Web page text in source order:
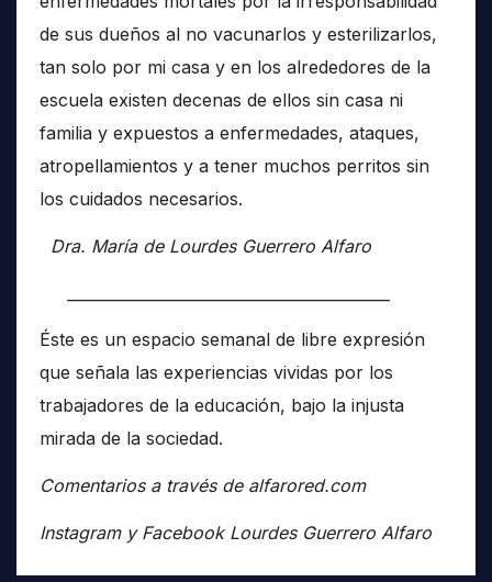
de sus dueños al no vacunarlos y esterilizarlos,
tan solo por mi casa y en los alrededores de la
escuela existen decenas de ellos sin casa ni
familia y expuestos a enfermedades, ataques,
atropellamientos y a tener muchos perritos sin
los cuidados necesarios.
Dra. María de Lourdes Guerrero Alfaro
Éste es un espacio semanal de libre expresión
que señala las experiencias vividas por los
trabajadores de la educación, bajo la injusta
mirada de la sociedad.
Comentarios a través de alfarored.com
Instagram y Facebook Lourdes Guerrero Alfaro